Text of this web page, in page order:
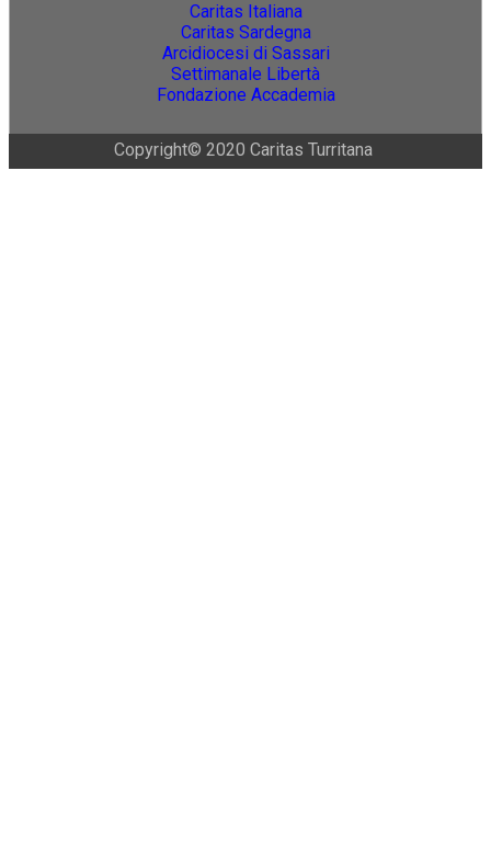
Caritas Italiana
Caritas Sardegna
Arcidiocesi di Sassari
Settimanale Libertà
Fondazione Accademia
Copyright© 2020 Caritas Turritana